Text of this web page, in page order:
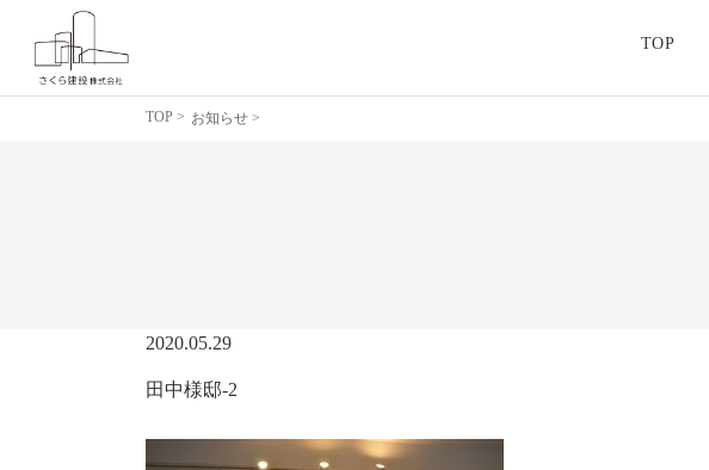
TOP
TOP > お知らせ >
2020.05.29
田中様邸-2